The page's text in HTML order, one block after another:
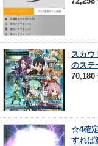
スカ
のステ
70,180
☆4確
すれば